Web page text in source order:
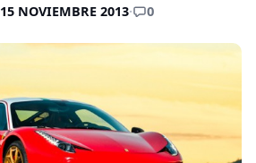
15 NOVIEMBRE 2013· 0